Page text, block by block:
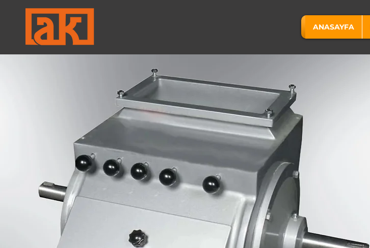
ANASAYFA